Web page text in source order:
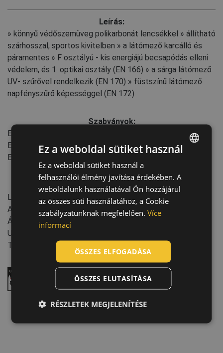
Leírás:
» könnyű védőszemüveg polikarbonát lencsékkel » állítható
szárhosszal, sportos kivitelben » a látómező karcálló és
páramentes » F osztályú - kis energiájú becsapódás elleni
védelem, és 1. optikai osztály (EN 166) » a sárga látómező
UV- szűrővel rendelkezik (EN 170) » füstszínű látómező
napfényszűrő képességgel (EN 172)
Szabványok:
EN 166
EN 170
:2002
EN 172
Jellemzők:
Lencse típusa: sárga, tükrös, víztiszta, füstszínű
Akasztófüles csomagolás
Állítható szemüvegkeret: Állítható szárhosszúság
UV védelem
Termék tömege: 26 g
UV védelem
CZECH
HUNGARIAN
SLOVAK
GERMAN
Ez a weboldal sütiket használ
Ez a weboldal sütiket használ a
felhasználói élmény javítása érdekében. A
weboldalunk használatával Ön hozzájárul
az összes süti használatához, a Cookie
szabályzatunknak megfelelően. Více
informací
ÖSSZES ELFOGADÁSA
ÖSSZES ELUTASÍTÁSA
RÉSZLETEK MEGJELENÍTÉSE